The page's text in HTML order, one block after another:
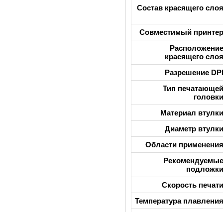
Состав красящего слоя
Совместимый принтер
Расположение
красящего слоя
Разрешение DPI
Тип печатающей
головки
Материал втулки
Диаметр втулки
Области применения
Рекомендуемые
подложки
Скорость печати
Температура плавления